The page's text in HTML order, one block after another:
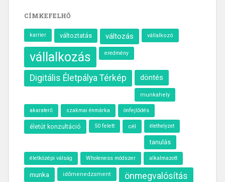
CÍMKEFELHŐ
karrier változtatás változás vállalkozó
vállalkozás eredmény
Digitális Életpálya Térkép döntés
munkahely
akaraterő szakmai énmárka önfejlődés
életút konzultáció 50 felett cél élethelyzet
tanulás
életközépi válság Wholeness módszer alkalmazott
munka időmenedzsment önmegvalósítás